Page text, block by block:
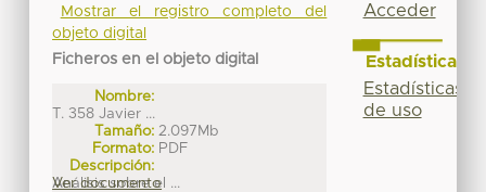
Mostrar el registro completo del
objeto digital
Ficheros en el objeto digital
Nombre:
T. 358 Javier ...
Tamaño: 2.097Mb
Formato: PDF
Descripción:
Análisis sobre el ...
Ver documento
Acceder
Estadísticas
Estadísticas
de uso